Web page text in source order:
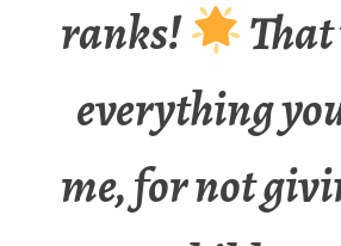
ranks!
everything
me, for not